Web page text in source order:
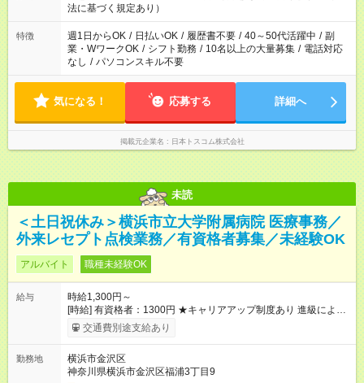
法に基づく規定あり）
特徴 週1日からOK / 日払いOK / 履歴書不要 / 40～50代活躍中 / 副
業・WワークOK / シフト勤務 / 10名以上の大量募集 / 電話対応
なし / パソコンスキル不要
気になる！ 応募する 詳細へ
掲載元企業名 日本トスコム株式会社
未読
＜土日祝休み＞横浜市立大学附属病院 医療事務／
外来レセプト点検業務／有資格者募集／未経験OK
アルバイト 職種未経験OK
給与
時給1,300円～
[時給] 有資格者：1300円 ★キャリアアップ制度あり 進級により
給与がアップします！ 【試用期間】試用期間あり 試用期間の長
さ：3ヶ月 雇用形態、給与は本採用時と同じです。
交通費別途支給あり
勤務地
横浜市金沢区
神奈川県横浜市金沢区福浦3丁目9